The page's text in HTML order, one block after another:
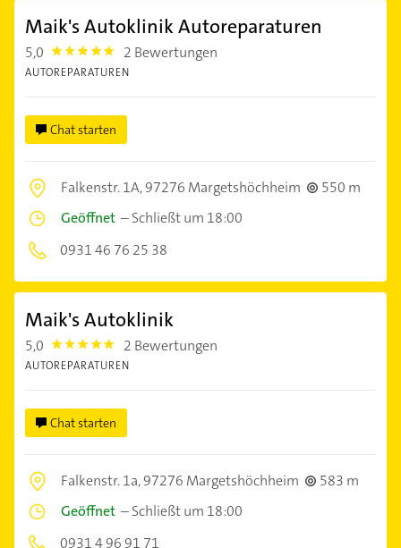
Maik's Autoklinik Autoreparaturen
5,0 5.0 2 Bewertungen
AUTOREPARATUREN
Chat starten
Falkenstr. 1A,97276 Margetshöchheim
550 m
Geöffnet –Schließt um 18:00
0931 46 76 25 38
Maik's Autoklinik
5,0 5.0 2 Bewertungen
AUTOREPARATUREN
Chat starten
Falkenstr. 1a,97276 Margetshöchheim
583 m
Geöffnet –Schließt um 18:00
0931 4 96 91 71